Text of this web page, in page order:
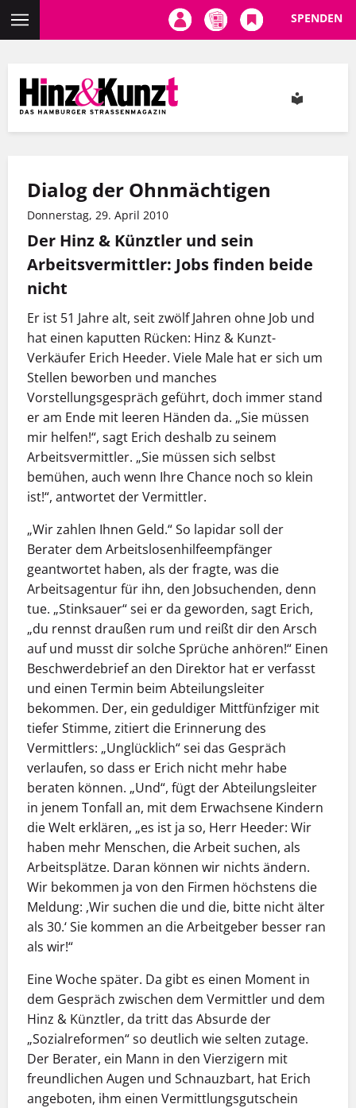
Inhalt
SPENDEN
Dialog der Ohnmächtigen
Donnerstag, 29. April 2010
Der Hinz & Künztler und sein
Arbeitsvermittler: Jobs finden beide
nicht
Er ist 51 Jahre alt, seit zwölf Jahren ohne Job und
hat einen kaputten Rücken: Hinz & Kunzt-
Verkäufer Erich Heeder. Viele Male hat er sich um
Stellen beworben und manches
Vorstellungsgespräch geführt, doch immer stand
er am Ende mit leeren Händen da. „Sie müssen
mir helfen!“, sagt Erich deshalb zu seinem
Arbeitsvermittler. „Sie müssen sich selbst
bemühen, auch wenn Ihre Chance noch so klein
ist!“, antwortet der Vermittler.
„Wir zahlen Ihnen Geld.“ So lapidar soll der
Berater dem Arbeitslosenhilfeempfänger
geantwortet haben, als der fragte, was die
Arbeitsagentur für ihn, den Jobsuchenden, denn
tue. „Stinksauer“ sei er da geworden, sagt Erich,
„du rennst draußen rum und reißt dir den Arsch
auf und musst dir solche Sprüche anhören!“ Einen
Beschwerdebrief an den Direktor hat er verfasst
und einen Termin beim Abteilungsleiter
bekommen. Der, ein geduldiger Mittfünfziger mit
tiefer Stimme, zitiert die Erinnerung des
Vermittlers: „Unglücklich“ sei das Gespräch
verlaufen, so dass er Erich nicht mehr habe
beraten können. „Und“, fügt der Abteilungsleiter
in jenem Tonfall an, mit dem Erwachsene Kindern
die Welt erklären, „es ist ja so, Herr Heeder: Wir
haben mehr Menschen, die Arbeit suchen, als
Arbeitsplätze. Daran können wir nichts ändern.
Wir bekommen ja von den Firmen höchstens die
Meldung: ,Wir suchen die und die, bitte nicht älter
als 30.‘ Sie kommen an die Arbeitgeber besser ran
als wir!“
Eine Woche später. Da gibt es einen Moment in
dem Gespräch zwischen dem Vermittler und dem
Hinz & Künztler, da tritt das Absurde der
„Sozialreformen“ so deutlich wie selten zutage.
Der Berater, ein Mann in den Vierzigern mit
freundlichen Augen und Schnauzbart, hat Erich
angeboten, ihm einen Vermittlungsgutschein